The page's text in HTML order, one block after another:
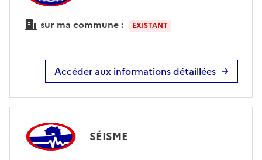
sur ma commune : EXISTANT
Accéder aux informations détaillées
SÉISME